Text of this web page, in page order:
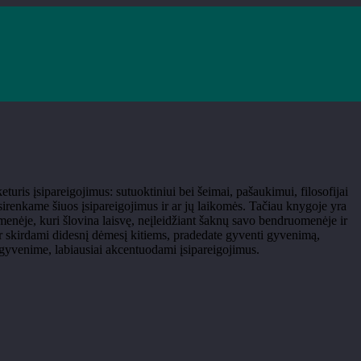
gyvenimą”
įsipareigojimus: sutuoktiniui bei šeimai, pašaukimui, filosofijai
šiuos įsipareigojimus ir ar jų laikomės. Tačiau knygoje yra
kuri šlovina laisvę, neįleidžiant šaknų savo bendruomenėje ir
didesnį dėmesį kitiems, pradedate gyventi gyvenimą,
labiausiai akcentuodami įsipareigojimus.